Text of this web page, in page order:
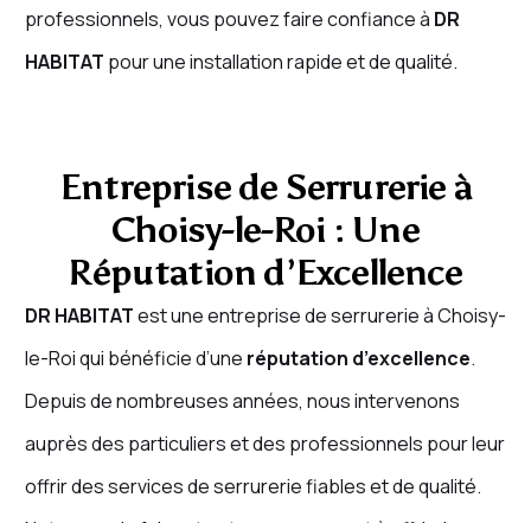
professionnels, vous pouvez faire confiance à DR
HABITAT pour une installation rapide et de qualité.
Entreprise de Serrurerie à
Choisy-le-Roi : Une
Réputation d’Excellence
DR HABITATest une entreprise de serrurerie à Choisy-
le-Roi qui bénéficie d’une réputation d’excellence.
Depuis de nombreuses années, nous intervenons
auprès des particuliers et des professionnels pour leur
offrir des services de serrurerie fiables et de qualité.